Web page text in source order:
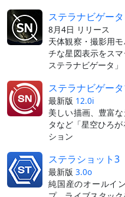
ステラナビゲー
8月4日 リリース
天体観察・撮影用
チな星図表示をスマ
ステラナビゲータ」
ステラナビゲー
最新版 12.0i
美しい描画、豊富
タなど「星空ひろ
ション
ステラショット3
最新版 3.0o
純国産のオールイ